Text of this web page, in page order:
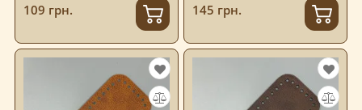
109 грн. 145 грн.